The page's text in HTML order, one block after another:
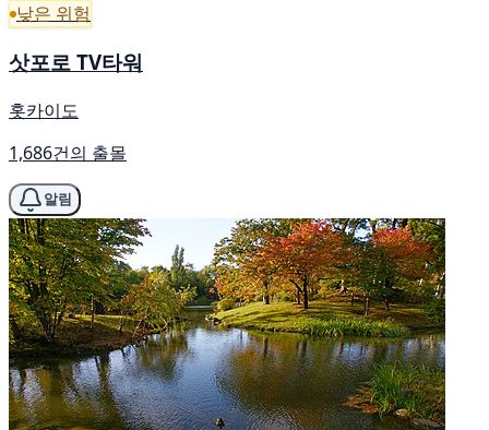
낮은 위험
삿포로 TV타워
홋카이도
1,686건의 출몰
알림